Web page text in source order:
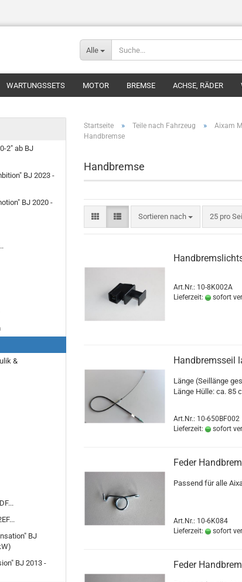
Alle
WARTUNGSSETS MOTOR BREMSE ACHSE, RÄDER
Startseite » Teile nach Fahrzeug » Aixam
Handbremse
Handbremse
Sortieren nach 25 pro
Art.Nr.: 10-8K002A
Lieferzeit:
sofort
Handbremsseil
Länge (Seillänge
Länge Hülle: ca. 85
Art.Nr.: 10-650BF002
Lieferzeit:
sofort
Feder
Passend für alle
Art.Nr.: 10-6K084
Lieferzeit:
sofort
Feder
2" ab BJ
BJ 2023 -
BJ 2020 -
&
BJ
BJ 2013 -